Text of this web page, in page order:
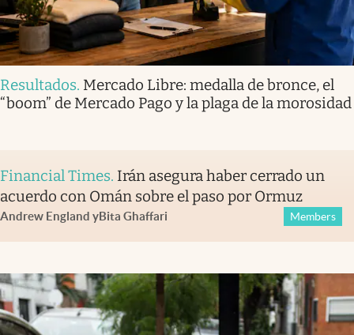
Resultados. Mercado Libre: medalla de bronce, el
“boom” de Mercado Pago y la plaga de la morosidad
Financial Times. Irán asegura haber cerrado un
acuerdo con Omán sobre el paso por Ormuz
Andrew England yBita Ghaffari Members